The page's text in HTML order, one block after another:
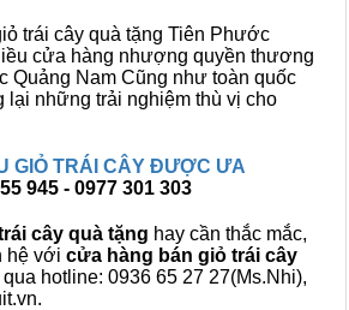
trái cây quà tặng Tiên Phước
cửa hàng nhượng quyền thương
Quảng Nam Cũng như toàn quốc
lại những trải nghiệm thù vị cho
GIỎ TRÁI CÂY ĐƯỢC ƯA
945 - 0977 301 303
cây quà tặng hay cần thắc mắc,
hệ với cửa hàng bán giỏ trái cây
qua hotline: 0936 65 27 27(Ms.Nhi),